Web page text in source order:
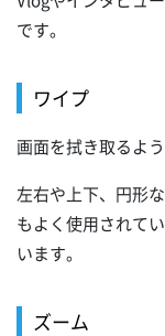
です。
ワイプ
画面を拭き取るよ
左右や上下、円形
もよく使用されて
います。
ズーム